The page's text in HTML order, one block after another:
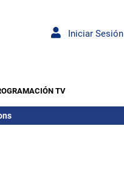
Iniciar Sesión
TV